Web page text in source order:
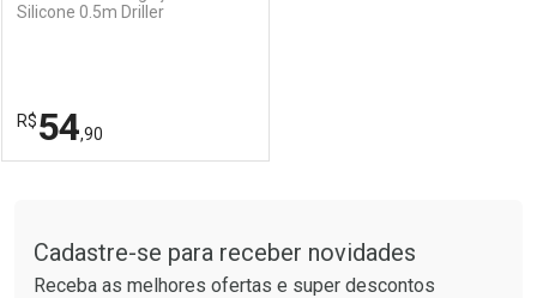
Silicone 0.5m Driller
R$54,90
Laboratório
Por Menos
Cadastre-se para receber novidades
Receba as melhores ofertas e super descontos